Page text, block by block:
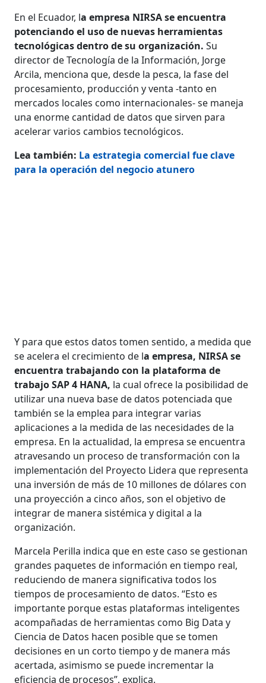
En el Ecuador, la empresa NIRSA se encuentra
potenciando el uso de nuevas herramientas
tecnológicas dentro de su organización.Su
director de Tecnología de la Información, Jorge
Arcila, menciona que, desde la pesca, la fase del
procesamiento, producción y venta -tanto en
mercados locales como internacionales- se maneja
una enorme cantidad de datos que sirven para
acelerar varios cambios tecnológicos.
Lea también: La estrategia comercial fue clave
para la operación del negocio atunero
Y para que estos datos tomen sentido, a medida que
se acelera el crecimiento de la empresa, NIRSA se
encuentra trabajando con la plataforma de
trabajo SAP 4 HANA, la cual ofrece la posibilidad de
utilizar una nueva base de datos potenciada que
también se la emplea para integrar varias
aplicaciones a la medida de las necesidades de la
empresa. En la actualidad, la empresa se encuentra
atravesando un proceso de transformación con la
implementación del Proyecto Lidera que representa
una inversión de más de 10 millones de dólares con
una proyección a cinco años, son el objetivo de
integrar de manera sistémica y digital a la
organización.
Marcela Perilla indica que en este caso se gestionan
grandes paquetes de información en tiempo real,
reduciendo de manera significativa todos los
tiempos de procesamiento de datos. “Esto es
importante porque estas plataformas inteligentes
acompañadas de herramientas como Big Data y
Ciencia de Datos hacen posible que se tomen
decisiones en un corto tiempo y de manera más
acertada, asimismo se puede incrementar la
eficiencia de procesos”, explica.